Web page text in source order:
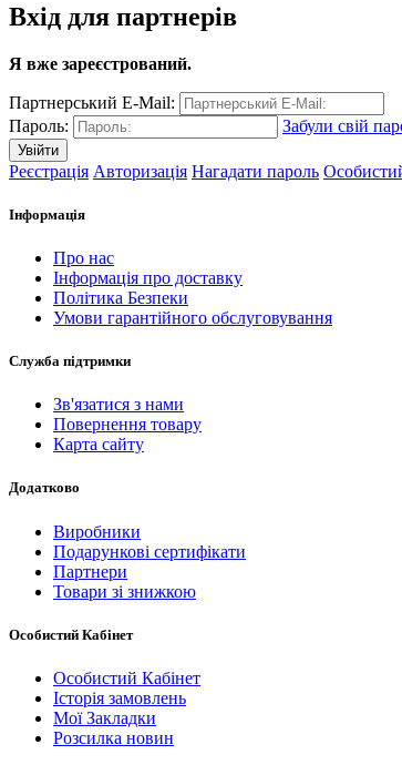
Вхід для партнерів
Я вже зареєстрований.
Партнерський E-Mail:
Пароль:
Забули свій
Реєстрація Авторизація Нагадати пароль
Інформація
Про нас
Інформація про доставку
Політика Безпеки
Умови гарантійного обслуговування
Служба підтримки
Зв'язатися з нами
Повернення товару
Карта сайту
Додатково
Виробники
Подарункові сертифікати
Партнери
Товари зі знижкою
Особистий Кабінет
Особистий Кабінет
Історія замовлень
Мої Закладки
Розсилка новин